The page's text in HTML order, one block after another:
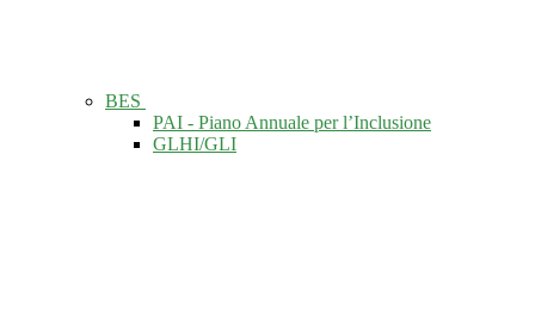
BES
PAI - Piano Annuale per l’Inclusione
GLHI/GLI